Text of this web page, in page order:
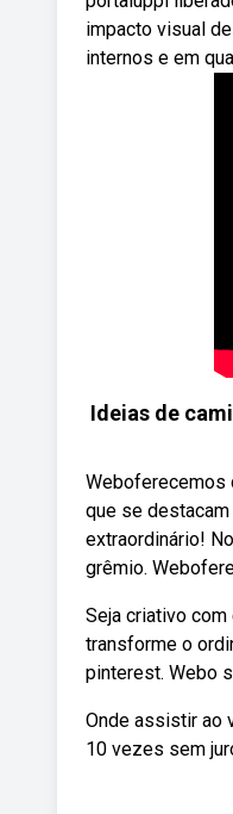
impacto visual
internos e em
Ideias de
Weboferecemos
que se
extraordinário!
grêmio.
Seja criativo
transforme o
pinterest. Webo
Onde assistir ao
10 vezes sem